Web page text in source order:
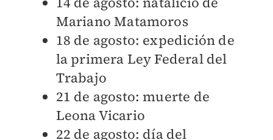
Mariano Matamoros
18 de agosto: expedición de
la primera Ley Federal del
Trabajo
21 de agosto: muerte de
Leona Vicario
22 de agosto: día del